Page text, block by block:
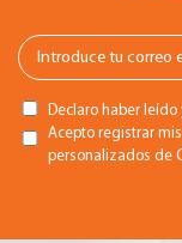
Declaro haber leído
Acepto registrar
personalizados de